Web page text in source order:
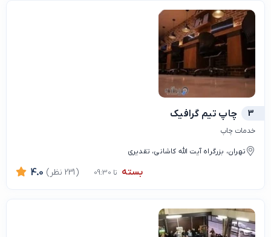
3 چاپ تیم گرافیک
خدمات چاپ
تهران، بزرگراه آیت الله کاشانی، تقدیری
بسته تا 09:30 4.0 (231 نظر)